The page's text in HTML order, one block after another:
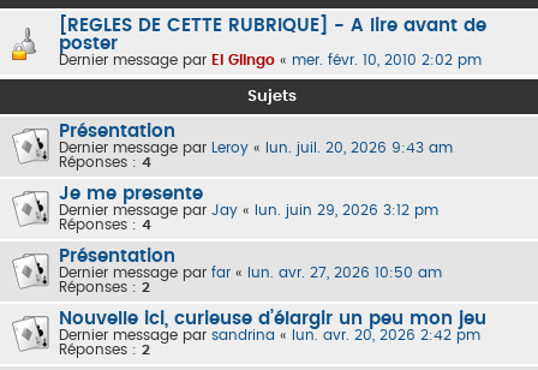
[REGLES DE CETTE RUBRIQUE] - A lire avant de
poster
Dernier message par El Glingo « mer. févr. 10, 2010 2:02 pm
Sujets
Présentation
Dernier message par Leroy «
lun. juil. 20, 2026 9:43 am
Réponses : 4
Je me presente
Dernier message par Jay « lun. juin 29, 2026 3:12 pm
Réponses : 4
Présentation
Dernier message par far «
lun. avr. 27, 2026 10:50 am
Réponses : 2
Nouvelle ici, curieuse d’élargir un peu mon jeu
Dernier message par sandrina « lun. avr. 20, 2026 2:42 pm
Réponses : 2